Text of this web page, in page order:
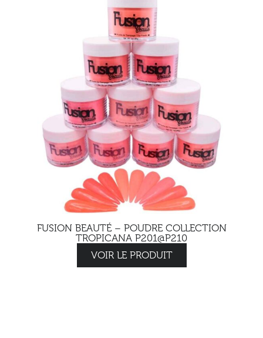
FUSION BEAUTÉ – POUDRE COLLECTION
TROPICANA P201@P210
VOIR LE PRODUIT